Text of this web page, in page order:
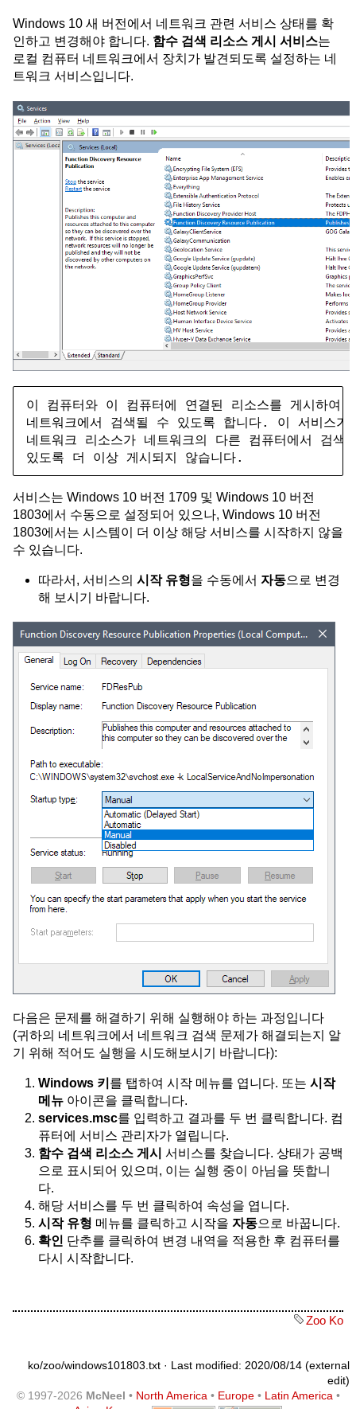
Windows 10 새 버전에서 네트워크 관련 서비스 상태를 확
인하고 변경해야 합니다. 함수 검색 리소스 게시 서비스는
로컬 컴퓨터 네트워크에서 장치가 발견되도록 설정하는 네
트워크 서비스입니다.
이 컴퓨터와 이 컴퓨터에 연결된 리소스를 게시하여
네트워크에서 검색될 수 있도록 합니다. 이 서비스
네트워크 리소스가 네트워크의 다른 컴퓨터에서 검
있도록 더 이상 게시되지 않습니다.
서비스는 Windows 10 버전 1709 및 Windows 10 버전
1803에서 수동으로 설정되어 있으나, Windows 10 버전
1803에서는 시스템이 더 이상 해당 서비스를 시작하지 않을
수 있습니다.
따라서, 서비스의 시작 유형을 수동에서 자동으로 변경
해 보시기 바랍니다.
다음은 문제를 해결하기 위해 실행해야 하는 과정입니다
(귀하의 네트워크에서 네트워크 검색 문제가 해결되는지 알
기 위해 적어도 실행을 시도해보시기 바랍니다):
Windows 키 를 탭하여 시작 메뉴를 엽니다. 또는 시작
메뉴 아이콘을 클릭합니다.
services.msc를 입력하고 결과를 두 번 클릭합니다. 컴
퓨터에 서비스 관리자가 열립니다.
함수 검색 리소스 게시 서비스를 찾습니다. 상태가 공백
으로 표시되어 있으며, 이는 실행 중이 아님을 뜻합니
다.
해당 서비스를 두 번 클릭하여 속성을 엽니다.
시작 유형 메뉴를 클릭하고 시작을 자동으로 바꿉니다.
확인 단추를 클릭하여 변경 내역을 적용한 후 컴퓨터를
다시 시작합니다.
Zoo Ko
ko/zoo/windows101803.txt · Last modified: 2020/08/14 (external
edit)
© 1997-2026 McNeel • North America• Europe• Latin America•